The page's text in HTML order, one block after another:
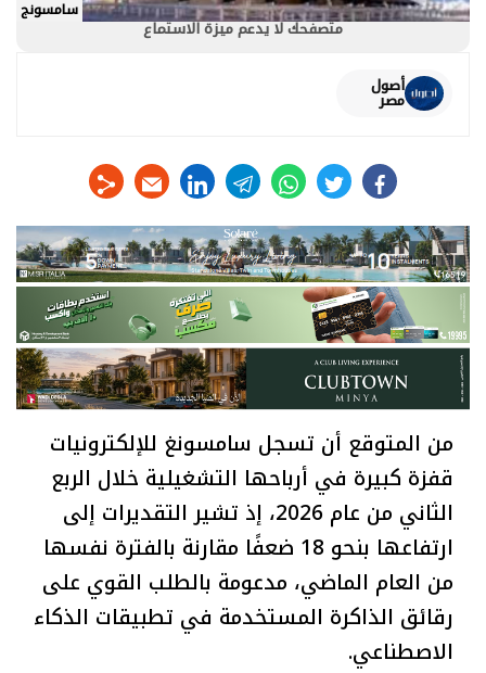
سامسونج
متصفحك لا يدعم ميزة الاستماع
أصول
مصر
facebook
twitter
whats
telegram
linkedin
من المتوقع أن تسجل سامسونغ للإلكترونيات
قفزة كبيرة في أرباحها التشغيلية خلال الربع
الثاني من عام 2026، إذ تشير التقديرات إلى
ارتفاعها بنحو 18 ضعفًا مقارنة بالفترة نفسها
من العام الماضي، مدعومة بالطلب القوي على
رقائق الذاكرة المستخدمة في تطبيقات الذكاء
الاصطناعي.